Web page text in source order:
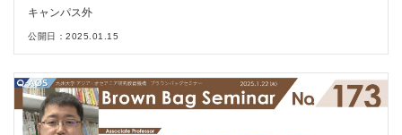
キャンパス外
公開日：2025.01.15